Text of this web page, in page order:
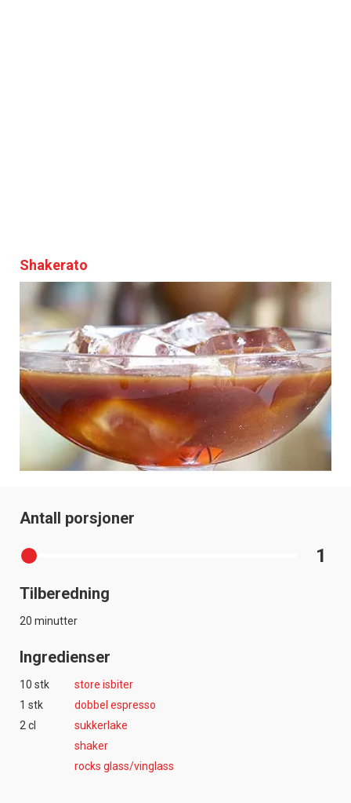
Shakerato
Antall porsjoner
1
Tilberedning
20 minutter
Ingredienser
10 stk
store isbiter
1 stk
dobbel espresso
2 cl
sukkerlake
shaker
rocks glass/vinglass